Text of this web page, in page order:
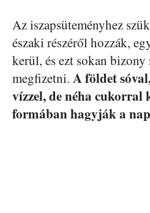
Az iszapsüteményhez
északi részéről hozzák,
kerül, és ezt sokan
megfizetni. A földet
vízzel, de néha cukorral
formában hagyják a